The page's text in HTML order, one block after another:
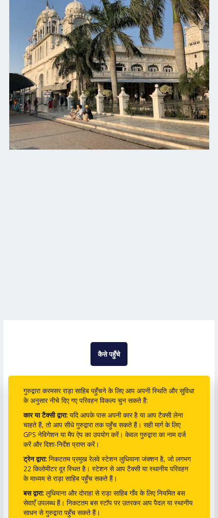
कैसे पहुँचे
गुरुद्वारा करमसर राड़ा साहिब पहुँचने के लिए आप अपनी स्थिति और सुविधा
के अनुसार नीचे दिए गए परिवहन विकल्प चुन सकते हैं:
कार या टैक्सी द्वारा: यदि आपके पास अपनी कार है या आप टैक्सी लेना
चाहते हैं, तो आप सीधे गुरुद्वारा तक पहुँच सकते हैं। सही मार्ग के लिए
GPS नेविगेशन या मैप ऐप का उपयोग करें। केवल गुरुद्वारा का नाम दर्ज
करें और दिशा-निर्देश प्राप्त करें।
ट्रेन द्वारा: निकटतम प्रमुख रेलवे स्टेशनलुधियाना जंक्शन है, जो लगभग
22 किलोमीटर दूर स्थित है। स्टेशन से आप टैक्सी या स्थानीय परिवहन
के माध्यम से राड़ा साहिब पहुँच सकते हैं।
बस द्वारा: लुधियाना और दोराहा से राड़ा साहिब गाँव के लिए नियमित बस
सेवाएँ उपलब्ध हैं। निकटतम बस स्टॉप पर उतरकर आप पैदल या स्थानीय
साधन से गुरुद्वारा पहुँच सकते हैं।